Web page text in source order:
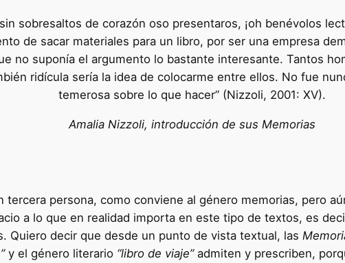
sobresaltos de corazón oso presentaros, ¡oh benévolos
de sacar materiales para un libro, por ser una empresa
no suponía el argumento lo bastante interesante. Tantos
ridícula sería la idea de colocarme entre ellos. No fue
temerosa sobre lo que hacer” (Nizzoli, 2001: XV).
Amalia Nizzoli, introducción de sus Memorias
tercera persona, como conviene al género memorias, pero
a lo que en realidad importa en este tipo de textos, es
Quiero decir que desde un punto de vista textual, las
y el género literario “libro de viaje” admiten y prescriben,